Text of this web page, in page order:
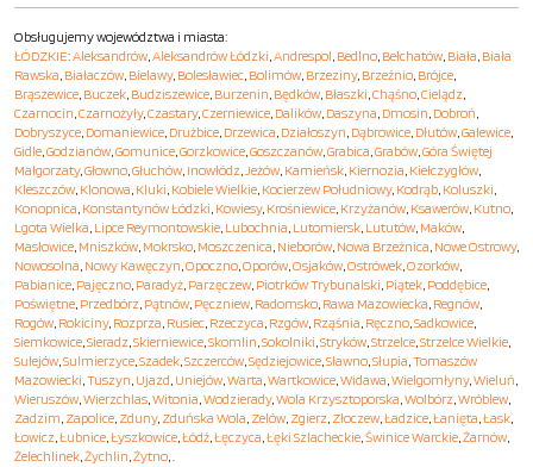
Obsługujemy województwa i miasta:
ŁÓDZKIE:Aleksandrów,Aleksandrów Łódzki,Andrespol, Bedlno, Bełchatów, Biała, Biała
Rawska, Białaczów, Bielawy, Bolesławiec, Bolimów, Brzeziny, Brzeźnio, Brójce,
Brąszewice, Buczek, Budziszewice, Burzenin, Będków, Błaszki,Chąśno,Cielądz,
Czarnocin,Czarnożyły,Czastary,Czerniewice, Dalików, Daszyna, Dmosin, Dobroń,
Dobryszyce, Domaniewice, Drużbice, Drzewica, Działoszyn, Dąbrowice, Dłutów,Galewice,
Gidle,Godzianów,Gomunice,Gorzkowice,Goszczanów,Grabica,Grabów,Góra Świętej
Małgorzaty,Głowno,Głuchów, Inowłódz,Jeżów, Kamieńsk, Kiernozia, Kiełczygłów,
Kleszczów, Klonowa, Kluki, Kobiele Wielkie, Kocierzew Południowy, Kodrąb, Koluszki,
Konopnica, Konstantynów Łódzki, Kowiesy, Krośniewice, Krzyżanów, Ksawerów, Kutno,
Lgota Wielka, Lipce Reymontowskie, Lubochnia, Lutomiersk, Lututów, Maków,
Masłowice, Mniszków, Mokrsko, Moszczenica, Nieborów, Nowa Brzeźnica, Nowe Ostrowy,
Nowosolna, Nowy Kawęczyn,Opoczno,Oporów,Osjaków,Ostrówek,Ozorków,
Pabianice, Pajęczno, Paradyż, Parzęczew, Piotrków Trybunalski, Piątek, Poddębice,
Poświętne, Przedbórz, Pątnów, Pęczniew, Radomsko, Rawa Mazowiecka, Regnów,
Rogów, Rokiciny, Rozprza, Rusiec, Rzeczyca, Rzgów, Rząśnia, Ręczno,Sadkowice,
Siemkowice,Sieradz,Skierniewice,Skomlin,Sokolniki,Stryków,Strzelce,Strzelce Wielkie,
Sulejów,Sulmierzyce,Szadek,Szczerców,Sędziejowice,Sławno,Słupia,Tomaszów
Mazowiecki,Tuszyn, Ujazd, Uniejów,Warta,Wartkowice,Widawa,Wielgomłyny,Wieluń,
Wieruszów,Wierzchlas,Witonia,Wodzierady,Wola Krzysztoporska,Wolbórz,Wróblew,
Zadzim, Zapolice, Zduny, Zduńska Wola, Zelów, Zgierz, Złoczew,Ładzice,Łanięta,Łask,
Łowicz,Łubnice,Łyszkowice,Łódź,Łęczyca,Łęki Szlacheckie,Świnice Warckie,Żarnów,
Żelechlinek,Żychlin,Żytno, .